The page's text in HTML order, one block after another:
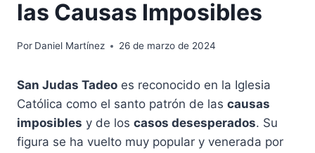
las Causas Imposibles
Por Daniel Martínez 26 de marzo de 2024
San Judas Tadeo es reconocido en la Iglesia
Católica como el santo patrón de las causas
imposibles y de los casos desesperados. Su
figura se ha vuelto muy popular y venerada por